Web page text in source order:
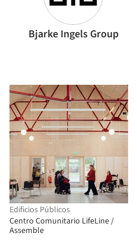
Bjarke Ingels Group
Edificios Públicos
Centro Comunitario LifeLine /
Assemble